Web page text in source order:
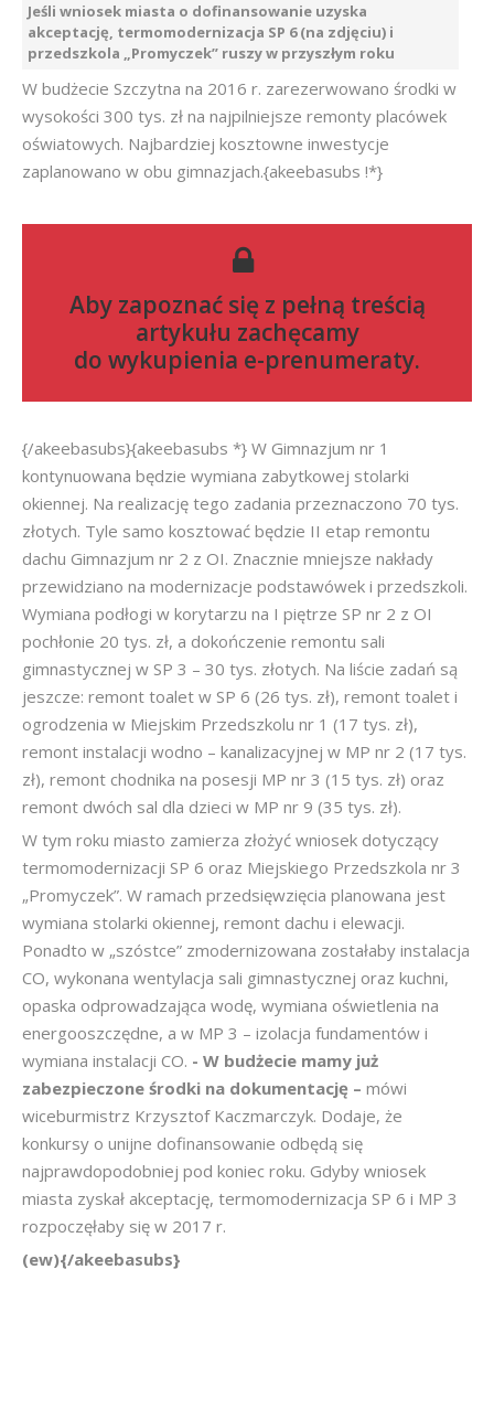
Jeśli wniosek miasta o dofinansowanie uzyska
akceptację, termomodernizacja SP 6 (na zdjęciu) i
przedszkola „Promyczek” ruszy w przyszłym roku
W budżecie Szczytna na 2016 r. zarezerwowano środki w
wysokości 300 tys. zł na najpilniejsze remonty placówek
oświatowych. Najbardziej kosztowne inwestycje
zaplanowano w obu gimnazjach.{akeebasubs !*}
Aby zapoznać się z pełną treścią
artykułu zachęcamy
do wykupienia e-prenumeraty.
{/akeebasubs}{akeebasubs *} W Gimnazjum nr 1
kontynuowana będzie wymiana zabytkowej stolarki
okiennej. Na realizację tego zadania przeznaczono 70 tys.
złotych. Tyle samo kosztować będzie II etap remontu
dachu Gimnazjum nr 2 z OI. Znacznie mniejsze nakłady
przewidziano na modernizacje podstawówek i przedszkoli.
Wymiana podłogi w korytarzu na I piętrze SP nr 2 z OI
pochłonie 20 tys. zł, a dokończenie remontu sali
gimnastycznej w SP 3 – 30 tys. złotych. Na liście zadań są
jeszcze: remont toalet w SP 6 (26 tys. zł), remont toalet i
ogrodzenia w Miejskim Przedszkolu nr 1 (17 tys. zł),
remont instalacji wodno – kanalizacyjnej w MP nr 2 (17 tys.
zł), remont chodnika na posesji MP nr 3 (15 tys. zł) oraz
remont dwóch sal dla dzieci w MP nr 9 (35 tys. zł).
W tym roku miasto zamierza złożyć wniosek dotyczący
termomodernizacji SP 6 oraz Miejskiego Przedszkola nr 3
„Promyczek”. W ramach przedsięwzięcia planowana jest
wymiana stolarki okiennej, remont dachu i elewacji.
Ponadto w „szóstce” zmodernizowana zostałaby instalacja
CO, wykonana wentylacja sali gimnastycznej oraz kuchni,
opaska odprowadzająca wodę, wymiana oświetlenia na
energooszczędne, a w MP 3 – izolacja fundamentów i
wymiana instalacji CO. - W budżecie mamy już
zabezpieczone środki na dokumentację – mówi
wiceburmistrz Krzysztof Kaczmarczyk. Dodaje, że
konkursy o unijne dofinansowanie odbędą się
najprawdopodobniej pod koniec roku. Gdyby wniosek
miasta zyskał akceptację, termomodernizacja SP 6 i MP 3
rozpoczęłaby się w 2017 r.
(ew){/akeebasubs}